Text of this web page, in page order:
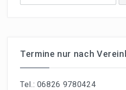
nach:
Termine nur nach
Tel.: 06826 9780424